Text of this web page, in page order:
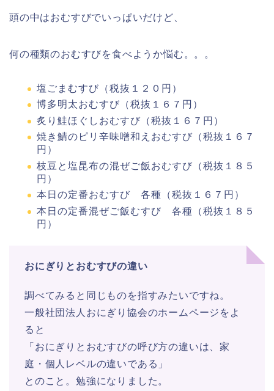
頭の中はおむすびでいっぱいだけど、
何の種類のおむすびを食べようか悩む。。。
塩ごまむすび（税抜１２０円）
博多明太おむすび（税抜１６７円）
炙り鮭ほぐしおむすび（税抜１６７円）
焼き鯖のピリ辛味噌和えおむすび（税抜１６７
円）
枝豆と塩昆布の混ぜご飯おむすび（税抜１８５
円）
本日の定番おむすび 各種（税抜１６７円）
本日の定番混ぜご飯むすび 各種（税抜１８５
円）
おにぎりとおむすびの違い
調べてみると同じものを指すみたいですね。
一般社団法人おにぎり協会のホームページをよ
ると
「おにぎりとおむすびの呼び方の違いは、家
庭・個人レベルの違いである」
とのこと。勉強になりました。